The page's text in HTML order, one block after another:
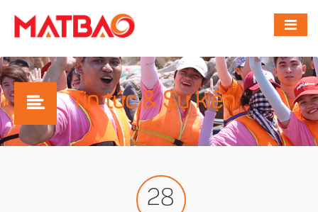
Tin tức & Sự kiện
28